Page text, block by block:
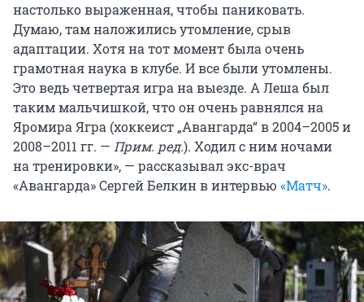
настолько выраженная, чтобы паниковать.
Думаю, там наложились утомление, срыв
адаптации. Хотя на тот момент была очень
грамотная наука в клубе. И все были утомлены.
Это ведь четвертая игра на выезде. А Леша был
таким мальчишкой, что он очень равнялся на
Яромира Ягра (хоккеист „Авангарда“ в 2004–2005 и
2008–2011 гг. — Прим. ред.). Ходил с ним ночами
на тренировки», — рассказывал экс-врач
«Авангарда» Сергей Белкин в интервью «Матч».